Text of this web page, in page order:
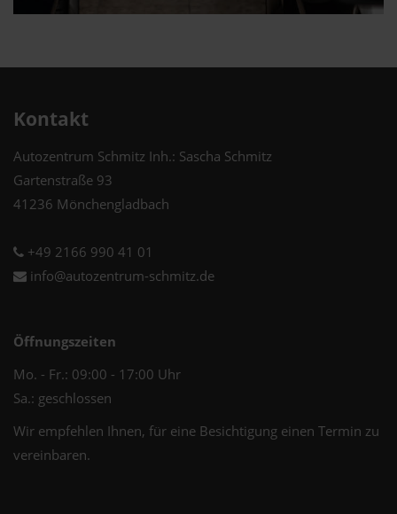
Kontakt
Autozentrum Schmitz Inh.: Sascha Schmitz
Gartenstraße 93
41236 Mönchengladbach
+49 2166 990 41 01
info@autozentrum-schmitz.de
Öffnungszeiten
Mo. - Fr.: 09:00 - 17:00 Uhr
Sa.: geschlossen
Wir empfehlen Ihnen, für eine Besichtigung einen Termin zu
vereinbaren.